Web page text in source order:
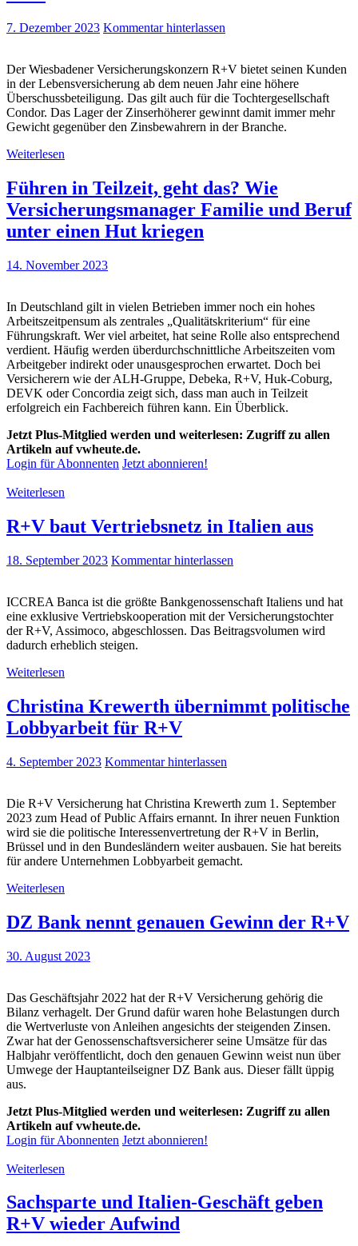
7. Dezember 2023 Kommentar hinterlassen
Der Wiesbadener Versicherungskonzern R+V bietet seinen Kunden
in der Lebensversicherung ab dem neuen Jahr eine höhere
Überschussbeteiligung. Das gilt auch für die Tochtergesellschaft
Condor. Das Lager der Zinserhöherer gewinnt damit immer mehr
Gewicht gegenüber den Zinsbewahrern in der Branche.
Weiterlesen
Führen in Teilzeit, geht das? Wie
Versicherungsmanager Familie und Beruf
unter einen Hut kriegen
14. November 2023
In Deutschland gilt in vielen Betrieben immer noch ein hohes
Arbeitszeitpensum als zentrales „Qualitätskriterium“ für eine
Führungskraft. Wer viel arbeitet, hat seine Rolle also entsprechend
verdient. Häufig werden überdurchschnittliche Arbeitszeiten vom
Arbeitgeber indirekt oder unausgesprochen erwartet. Doch bei
Versicherern wie der ALH-Gruppe, Debeka, R+V, Huk-Coburg,
DEVK oder Concordia zeigt sich, dass man auch in Teilzeit
erfolgreich ein Fachbereich führen kann. Ein Überblick.
Jetzt Plus-Mitglied werden und weiterlesen: Zugriff zu allen
Artikeln auf vwheute.de.
Login für Abonnenten Jetzt abonnieren!
Weiterlesen
R+V baut Vertriebsnetz in Italien aus
18. September 2023 Kommentar hinterlassen
ICCREA Banca ist die größte Bankgenossenschaft Italiens und hat
eine exklusive Vertriebskooperation mit der Versicherungstochter
der R+V, Assimoco, abgeschlossen. Das Beitragsvolumen wird
dadurch erheblich steigen.
Weiterlesen
Christina Krewerth übernimmt politische
Lobbyarbeit für R+V
4. September 2023 Kommentar hinterlassen
Die R+V Versicherung hat Christina Krewerth zum 1. September
2023 zum Head of Public Affairs ernannt. In ihrer neuen Funktion
wird sie die politische Interessenvertretung der R+V in Berlin,
Brüssel und in den Bundesländern weiter ausbauen. Sie hat bereits
für andere Unternehmen Lobbyarbeit gemacht.
Weiterlesen
DZ Bank nennt genauen Gewinn der R+V
30. August 2023
Das Geschäftsjahr 2022 hat der R+V Versicherung gehörig die
Bilanz verhagelt. Der Grund dafür waren hohe Belastungen durch
die Wertverluste von Anleihen angesichts der steigenden Zinsen.
Zwar hat der Genossenschaftsversicherer seine Umsätze für das
Halbjahr veröffentlicht, doch den genauen Gewinn weist nun über
Umwege der Hauptanteilseigner DZ Bank aus. Dieser fällt üppig
aus.
Jetzt Plus-Mitglied werden und weiterlesen: Zugriff zu allen
Artikeln auf vwheute.de.
Login für Abonnenten Jetzt abonnieren!
Weiterlesen
Sachsparte und Italien-Geschäft geben
R+V wieder Aufwind